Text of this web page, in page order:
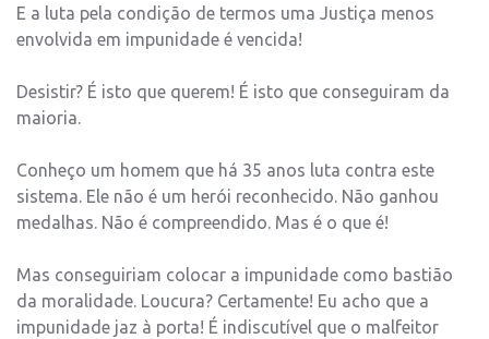
E a luta pela condição de termos uma Justiça menos
envolvida em impunidade é vencida!
Desistir? É isto que querem! É isto que conseguiram da
maioria.
Conheço um homem que há 35 anos luta contra este
sistema. Ele não é um herói reconhecido. Não ganhou
medalhas. Não é compreendido. Mas é o que é!
Mas conseguiriam colocar a impunidade como bastião
da moralidade. Loucura? Certamente! Eu acho que a
impunidade jaz à porta! É indiscutível que o malfeitor